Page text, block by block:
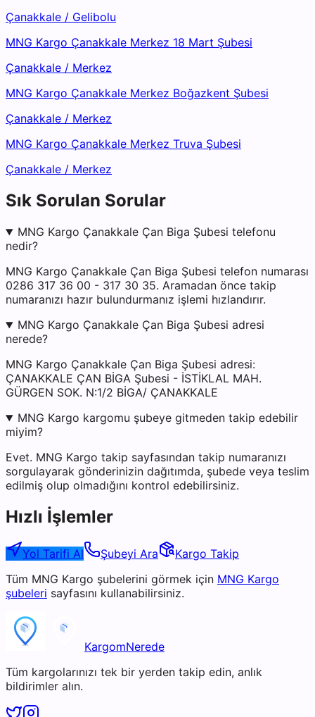
Çanakkale / Gelibolu
MNG Kargo Çanakkale Merkez 18 Mart Şubesi
Çanakkale / Merkez
MNG Kargo Çanakkale Merkez Boğazkent Şubesi
Çanakkale / Merkez
MNG Kargo Çanakkale Merkez Truva Şubesi
Çanakkale / Merkez
Sık Sorulan Sorular
MNG Kargo Çanakkale Çan Biga Şubesi telefonu
nedir?
MNG Kargo Çanakkale Çan Biga Şubesi telefon numarası
0286 317 36 00 - 317 30 35. Aramadan önce takip
numaranızı hazır bulundurmanız işlemi hızlandırır.
MNG Kargo Çanakkale Çan Biga Şubesi adresi
nerede?
MNG Kargo Çanakkale Çan Biga Şubesi adresi:
ÇANAKKALE ÇAN BİGA Şubesi - İSTİKLAL MAH.
GÜRGEN SOK. N:1/2 BİGA/ ÇANAKKALE
MNG Kargo kargomu şubeye gitmeden takip edebilir
miyim?
Evet. MNG Kargo takip sayfasından takip numaranızı
sorgulayarak gönderinizin dağıtımda, şubede veya teslim
edilmiş olup olmadığını kontrol edebilirsiniz.
Hızlı İşlemler
Yol Tarifi Al Şubeyi Ara
Kargo Takip
Tüm MNG Kargo şubelerini görmek için MNG Kargo
şubeleri sayfasını kullanabilirsiniz.
KargomNerede
Tüm kargolarınızı tek bir yerden takip edin, anlık
bildirimler alın.